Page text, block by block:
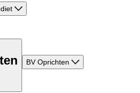
BV Oprichten